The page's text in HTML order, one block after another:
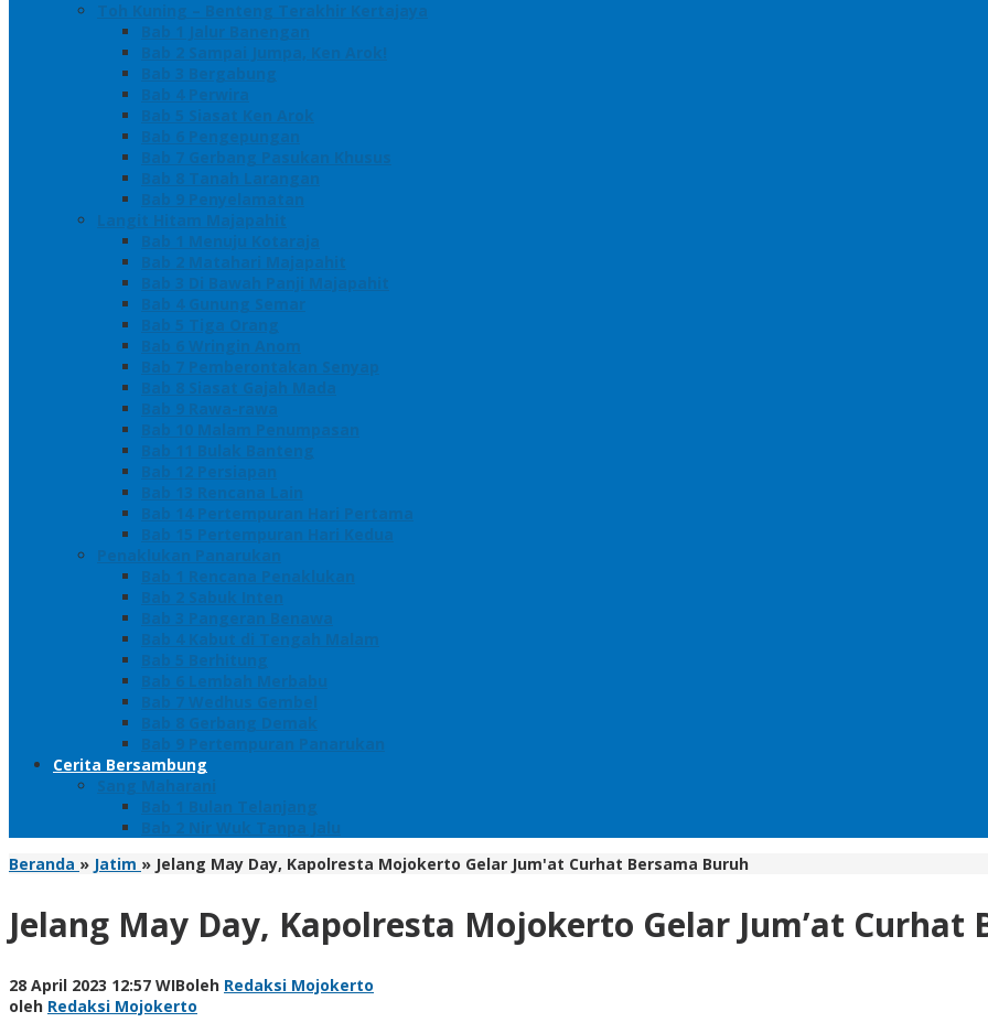
Toh Kuning – Benteng Terakhir Kertajaya
Bab 1 Jalur Banengan
Bab 2 Sampai Jumpa, Ken Arok!
Bab 3 Bergabung
Bab 4 Perwira
Bab 5 Siasat Ken Arok
Bab 6 Pengepungan
Bab 7 Gerbang Pasukan Khusus
Bab 8 Tanah Larangan
Bab 9 Penyelamatan
Langit Hitam Majapahit
Bab 1 Menuju Kotaraja
Bab 2 Matahari Majapahit
Bab 3 Di Bawah Panji Majapahit
Bab 4 Gunung Semar
Bab 5 Tiga Orang
Bab 6 Wringin Anom
Bab 7 Pemberontakan Senyap
Bab 8 Siasat Gajah Mada
Bab 9 Rawa-rawa
Bab 10 Malam Penumpasan
Bab 11 Bulak Banteng
Bab 12 Persiapan
Bab 13 Rencana Lain
Bab 14 Pertempuran Hari Pertama
Bab 15 Pertempuran Hari Kedua
Penaklukan Panarukan
Bab 1 Rencana Penaklukan
Bab 2 Sabuk Inten
Bab 3 Pangeran Benawa
Bab 4 Kabut di Tengah Malam
Bab 5 Berhitung
Bab 6 Lembah Merbabu
Bab 7 Wedhus Gembel
Bab 8 Gerbang Demak
Bab 9 Pertempuran Panarukan
Cerita Bersambung
Sang Maharani
Bab 1 Bulan Telanjang
Bab 2 Nir Wuk Tanpa Jalu
Beranda » Jatim » Jelang May Day, Kapolresta Mojokerto Gelar Jum'at Curhat Bersama Buruh
Jelang May Day, Kapolresta Mojokerto Gelar Jum’at Curhat
28 April 2023 12:57 WIBoleh Redaksi Mojokerto
oleh Redaksi Mojokerto